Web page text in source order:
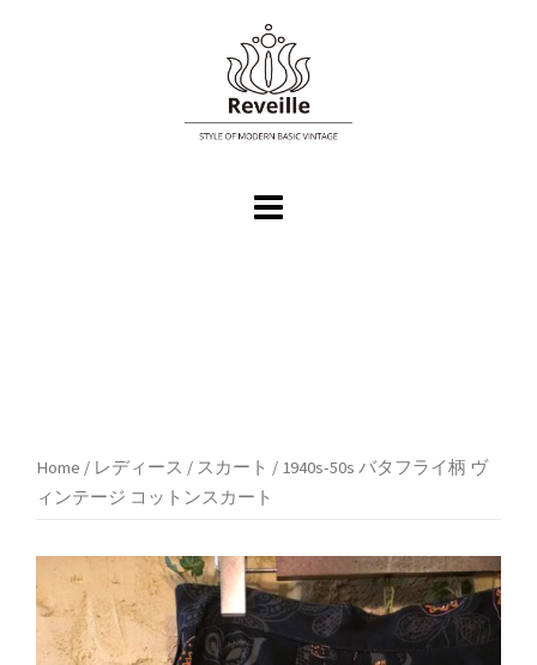
Home / レディース / スカート / 1940s-50s バタフライ柄 ヴ
ィンテージ コットンスカート